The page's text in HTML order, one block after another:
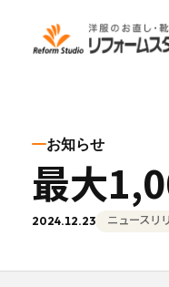
サービス
SDGsの取
詳しく見る
FC加盟店募
詳しく見る
企業情報
お問い合わせ
お知らせ
最大
2024.12.23 ニュースリ